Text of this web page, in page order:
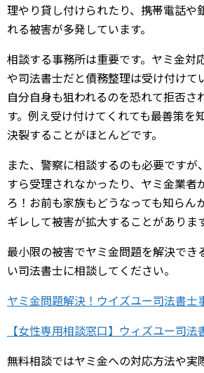
理やり貸し付けられたり、携帯電話や
れる被害が多発しています。
相談する事務所は重要です。ヤミ金対
や司法書士だと債務整理は受け付けて
自分自身も狙われるのを恐れて拒否さ
す。例え受け付けてくれても最善策を
決裂することがほとんどです。
また、警察に相談するのも必要ですが
すら受理されなかったり、ヤミ金業者
ろ！お前も家族もどうなっても知らん
ギレして被害が拡大することがあります
最小限の被害でヤミ金問題を解決でき
い司法書士に相談してください。
ヤミ金問題解決！ウイズユー司法書士
【女性専用相談窓口】ウィズユー司法
無料相談ではヤミ金への対応方法や実